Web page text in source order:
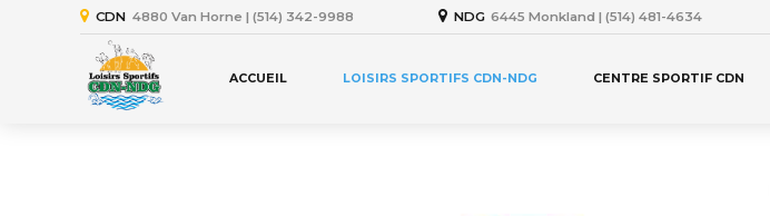
CDN 4880 Van Horne | (514) 342-9988 NDG 6445 Monkland | (514) 481-4634
ACCUEIL LOISIRS SPORTIFS CDN-NDG CENTRE SPORTIF CDN